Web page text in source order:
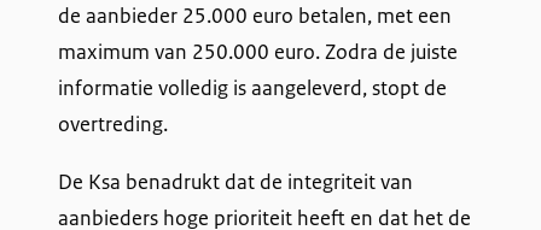
de aanbieder 25.000 euro betalen, met een
maximum van 250.000 euro. Zodra de juiste
informatie volledig is aangeleverd, stopt de
overtreding.
De Ksa benadrukt dat de integriteit van
aanbieders hoge prioriteit heeft en dat het de